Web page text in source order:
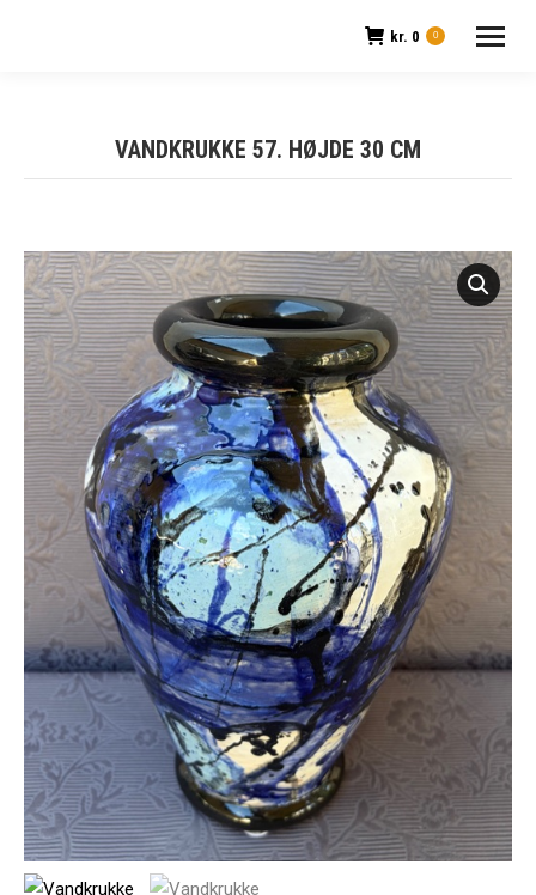
kr. 0 0
VANDKRUKKE 57. HØJDE 30 CM